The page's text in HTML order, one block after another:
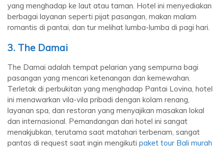
yang menghadap ke laut atau taman. Hotel ini menyediakan
berbagai layanan seperti pijat pasangan, makan malam
romantis di pantai, dan tur melihat lumba-lumba di pagi hari.
3. The Damai
The Damai adalah tempat pelarian yang sempurna bagi
pasangan yang mencari ketenangan dan kemewahan.
Terletak di perbukitan yang menghadap Pantai Lovina, hotel
ini menawarkan vila-vila pribadi dengan kolam renang,
layanan spa, dan restoran yang menyajikan masakan lokal
dan internasional. Pemandangan dari hotel ini sangat
menakjubkan, terutama saat matahari terbenam, sangat
pantas di request saat ingin mengikuti paket tour Bali murah